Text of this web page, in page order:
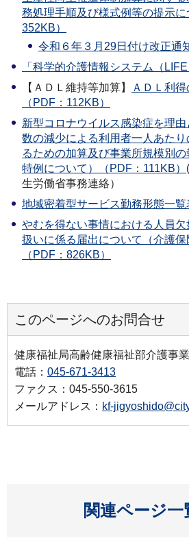
務処理手順及び様式例等の提示に
352KB）
令和６年３月29日付け改正通
「科学的介護情報システム（
【ＡＤＬ維持等加算】
ＡＤＬ利
（PDF：112KB）
新型コロナウイルス感染症を理
数の減少による利用者一人あた
るための加算及び事業所規模別
特例について）（PDF：111KB）
生労働省事務連絡）
地域密着型サービス勤務形態一覧
やむを得ない事情における人員
扱いに係る届出について（介護保
（PDF：826KB）
このページへのお問合せ
健康福祉局高齢健康福祉部介護事
電話： 045-671-3413
ファクス：045-550-3615
メールアドレス： kf-
関連ページ一
開く